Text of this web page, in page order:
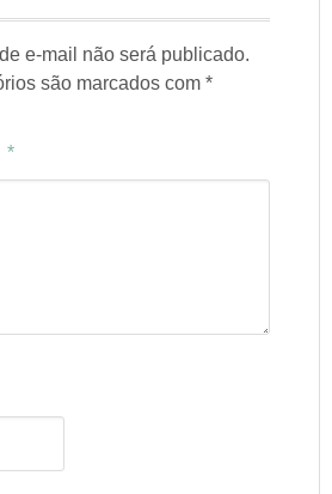
e-mail não será publicado.
são marcados com*
*